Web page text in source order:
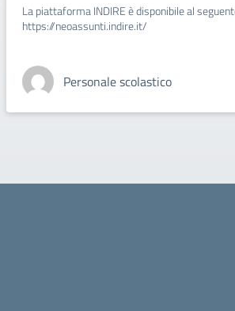
La piattaforma INDIRE è disponibile al
https://neoassunti.indire.it/
Personale scolastico